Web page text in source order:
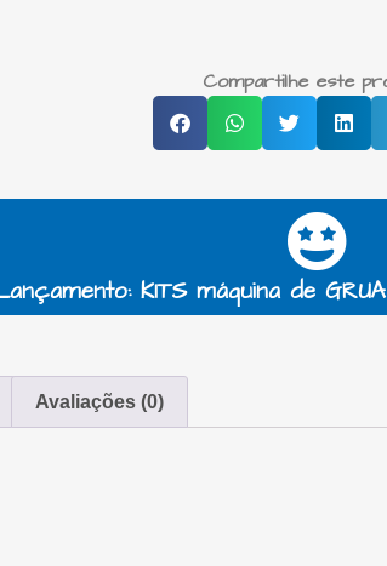
Compartilhe este
KITS máquina de
Avaliações (0)